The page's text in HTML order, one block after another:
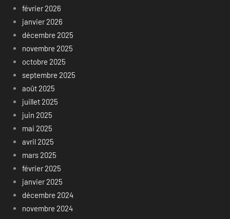
février 2026
janvier 2026
décembre 2025
novembre 2025
octobre 2025
septembre 2025
août 2025
juillet 2025
juin 2025
mai 2025
avril 2025
mars 2025
février 2025
janvier 2025
décembre 2024
novembre 2024